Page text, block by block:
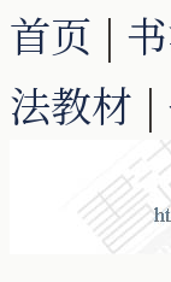
首页 |
法教材 |